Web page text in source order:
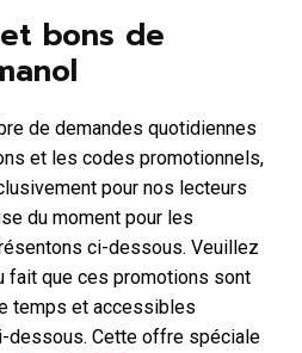
bons de
de demandes quotidiennes
et les codes promotionnels,
pour nos lecteurs
du moment pour les
ci-dessous. Veuillez
fait que ces promotions sont
temps et accessibles
dessous. Cette offre spéciale